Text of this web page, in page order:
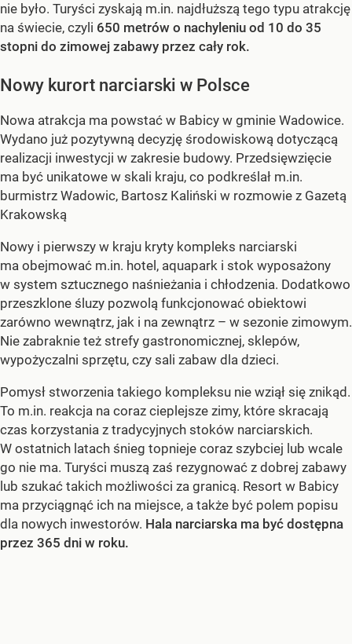
nie było. Turyści zyskają m.in. najdłuższą tego typu atrakcję
na świecie, czyli 650 metrów o nachyleniu od 10 do 35
stopni do zimowej zabawy przez cały rok.
Nowy kurort narciarski w Polsce
Nowa atrakcja ma powstać w Babicy w gminie Wadowice.
Wydano już pozytywną decyzję środowiskową dotyczącą
realizacji inwestycji w zakresie budowy. Przedsięwzięcie
ma być unikatowe w skali kraju, co podkreślał m.in.
burmistrz Wadowic, Bartosz Kaliński w rozmowie z Gazetą
Krakowską
Nowy i pierwszy w kraju kryty kompleks narciarski
ma obejmować m.in. hotel, aquapark i stok wyposażony
w system sztucznego naśnieżania i chłodzenia. Dodatkowo
przeszklone śluzy pozwolą funkcjonować obiektowi
zarówno wewnątrz, jak i na zewnątrz – w sezonie zimowym.
Nie zabraknie też strefy gastronomicznej, sklepów,
wypożyczalni sprzętu, czy sali zabaw dla dzieci.
Pomysł stworzenia takiego kompleksu nie wziął się znikąd.
To m.in. reakcja na coraz cieplejsze zimy, które skracają
czas korzystania z tradycyjnych stoków narciarskich.
W ostatnich latach śnieg topnieje coraz szybciej lub wcale
go nie ma. Turyści muszą zaś rezygnować z dobrej zabawy
lub szukać takich możliwości za granicą. Resort w Babicy
ma przyciągnąć ich na miejsce, a także być polem popisu
dla nowych inwestorów. Hala narciarska ma być dostępna
przez 365 dni w roku.